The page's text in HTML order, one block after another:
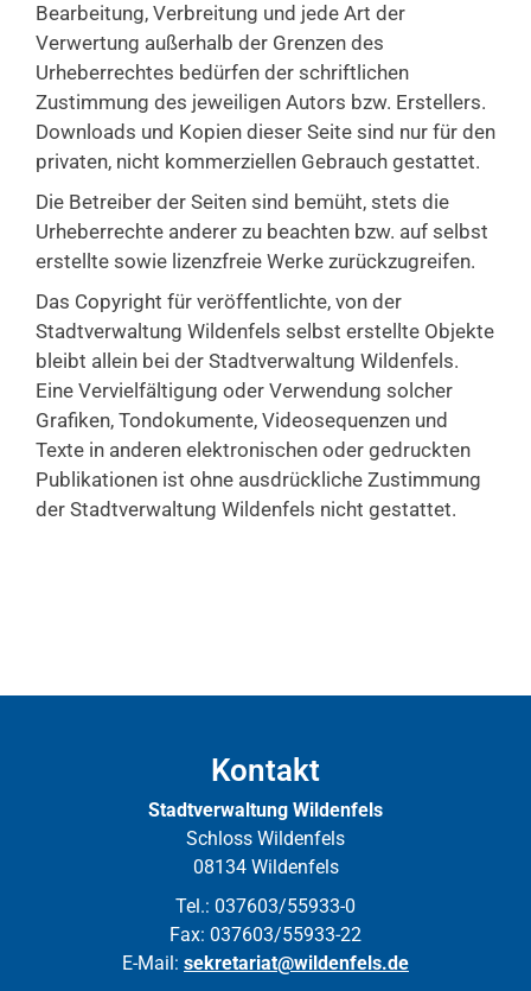
Bearbeitung, Verbreitung und jede Art der
Verwertung außerhalb der Grenzen des
Urheberrechtes bedürfen der schriftlichen
Zustimmung des jeweiligen Autors bzw. Erstellers.
Downloads und Kopien dieser Seite sind nur für den
privaten, nicht kommerziellen Gebrauch gestattet.
Die Betreiber der Seiten sind bemüht, stets die
Urheberrechte anderer zu beachten bzw. auf selbst
erstellte sowie lizenzfreie Werke zurückzugreifen.
Das Copyright für veröffentlichte, von der
Stadtverwaltung Wildenfels selbst erstellte Objekte
bleibt allein bei der Stadtverwaltung Wildenfels.
Eine Vervielfältigung oder Verwendung solcher
Grafiken, Tondokumente, Videosequenzen und
Texte in anderen elektronischen oder gedruckten
Publikationen ist ohne ausdrückliche Zustimmung
der Stadtverwaltung Wildenfels nicht gestattet.
Kontakt
Stadtverwaltung Wildenfels
Schloss Wildenfels
08134 Wildenfels
Tel.: 037603/55933-0
Fax: 037603/55933-22
E-Mail: sekretariat@wildenfels.de